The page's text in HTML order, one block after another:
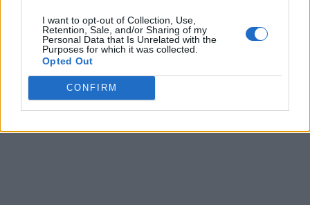
I want to opt-out of Collection, Use,
Retention, Sale, and/or Sharing of my
Personal Data that Is Unrelated with the
Purposes for which it was collected.
Opted Out
CONFIRM